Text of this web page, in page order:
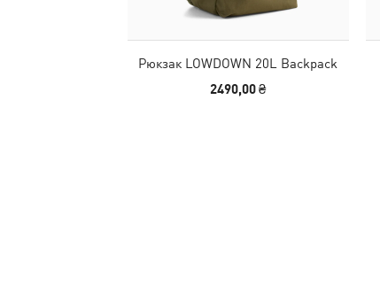
Рюкзак LOWDOWN 20L Backpack
2490,00 ₴